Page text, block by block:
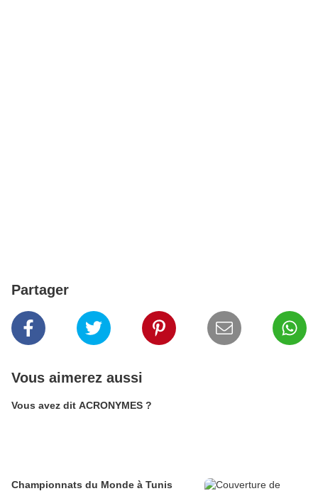
Partager
Vous aimerez aussi
Vous avez dit ACRONYMES ?
Championnats du Monde à Tunis